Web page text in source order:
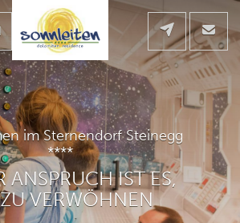
der neuen Residence Sonnleiten
****
ANSPRUCH IST ES,
VERWÖHNEN